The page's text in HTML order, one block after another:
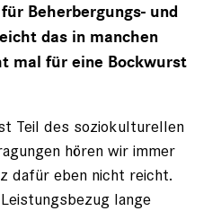
Beherbergungs- und
das in manchen
mal für eine Bockwurst
Teil des soziokulturellen
hören wir immer
dafür eben nicht reicht.
lange